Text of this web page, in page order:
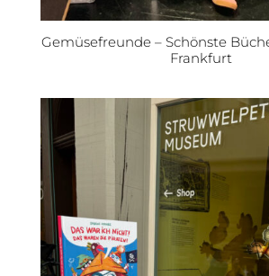
Gemüsefreunde – Schönste
Frankfurt